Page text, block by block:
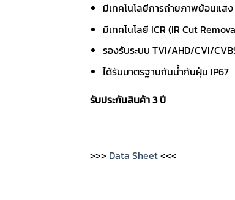
มีเทคโนโลยีการถ่ายภาพย้อนแส
มีเทคโนโลยี ICR (IR Cut
รองรับระบบ TVI/AHD/CVI/
ได้รับมาตรฐานกันน้ำกันฝุ่น IP67
รับประกันสินค้า 3 ปี
>>> Data Sheet<<<